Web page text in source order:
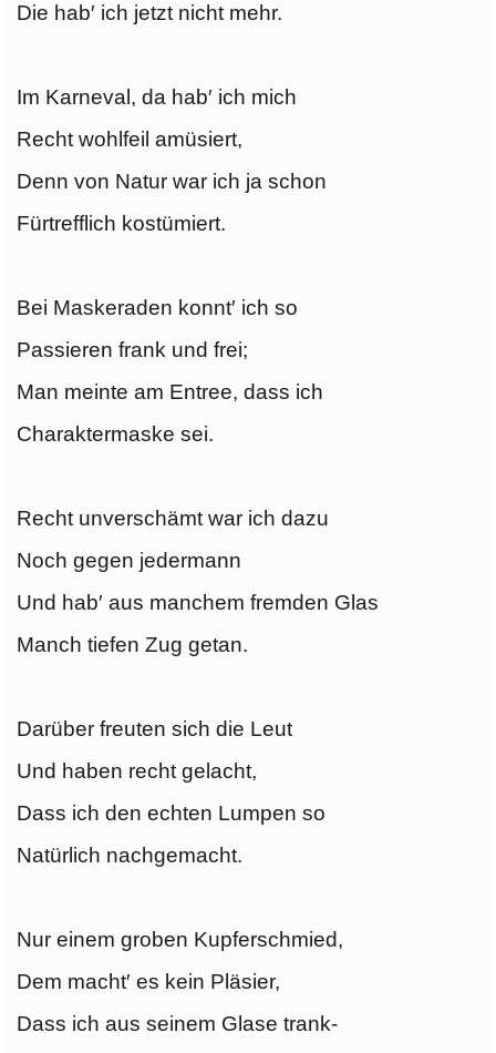
Die hab′ ich jetzt nicht mehr.
Im Karneval, da hab′ ich mich
Recht wohlfeil amüsiert,
Denn von Natur war ich ja schon
Fürtrefflich kostümiert.
Bei Maskeraden konnt′ ich so
Passieren frank und frei;
Man meinte am Entree, dass ich
Charaktermaske sei.
Recht unverschämt war ich dazu
Noch gegen jedermann
Und hab′ aus manchem fremden Glas
Manch tiefen Zug getan.
Darüber freuten sich die Leut
Und haben recht gelacht,
Dass ich den echten Lumpen so
Natürlich nachgemacht.
Nur einem groben Kupferschmied,
Dem macht′ es kein Pläsier,
Dass ich aus seinem Glase trank-